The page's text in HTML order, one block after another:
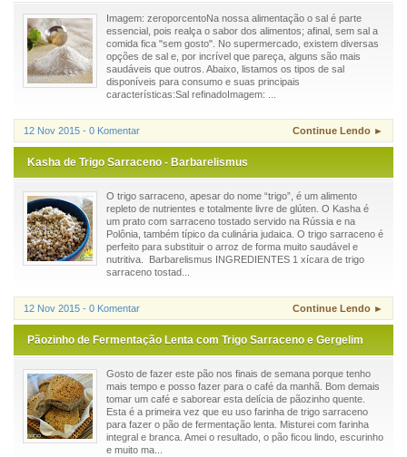
Imagem: zeroporcentoNa nossa alimentação o sal é parte
essencial, pois realça o sabor dos alimentos; afinal, sem sal a
comida fica "sem gosto". No supermercado, existem diversas
opções de sal e, por incrível que pareça, alguns são mais
saudáveis que outros. Abaixo, listamos os tipos de sal
disponíveis para consumo e suas principais
características:Sal refinadoImagem: ...
12 Nov 2015 - 0 Komentar Continue Lendo ►
Kasha de Trigo Sarraceno - Barbarelismus
O trigo sarraceno, apesar do nome “trigo”, é um alimento
repleto de nutrientes e totalmente livre de glúten. O Kasha é
um prato com sarraceno tostado servido na Rússia e na
Polônia, também típico da culinária judaica. O trigo sarraceno é
perfeito para substituir o arroz de forma muito saudável e
nutritiva. Barbarelismus INGREDIENTES 1 xícara de trigo
sarraceno tostad...
12 Nov 2015 - 0 Komentar Continue Lendo ►
Pãozinho de Fermentação Lenta com Trigo Sarraceno e Gergelim
Gosto de fazer este pão nos finais de semana porque tenho
mais tempo e posso fazer para o café da manhã. Bom demais
tomar um café e saborear esta delícia de pãozinho quente.
Esta é a primeira vez que eu uso farinha de trigo sarraceno
para fazer o pão de fermentação lenta. Misturei com farinha
integral e branca. Amei o resultado, o pão ficou lindo, escurinho
e muito ma...